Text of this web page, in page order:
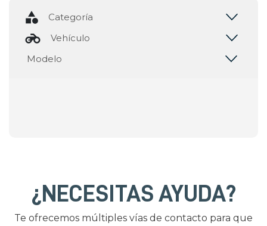
category
motorcycle
¿NECESITAS AYUDA?
Te ofrecemos múltiples vías de contacto para que